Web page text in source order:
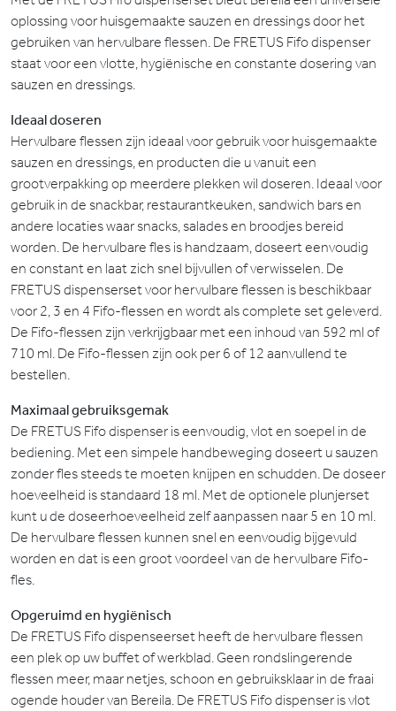
oplossing voor huisgemaakte sauzen en dressings door het
gebruiken van hervulbare flessen. De FRETUS Fifo dispenser
staat voor een vlotte, hygiënische en constante dosering van
sauzen en dressings.
Ideaal doseren
Hervulbare flessen zijn ideaal voor gebruik voor huisgemaakte
sauzen en dressings, en producten die u vanuit een
grootverpakking op meerdere plekken wil doseren. Ideaal voor
gebruik in de snackbar, restaurantkeuken, sandwich bars en
andere locaties waar snacks, salades en broodjes bereid
worden. De hervulbare fles is handzaam, doseert eenvoudig
en constant en laat zich snel bijvullen of verwisselen. De
FRETUS dispenserset voor hervulbare flessen is beschikbaar
voor 2, 3 en 4 Fifo-flessen en wordt als complete set geleverd.
De Fifo-flessen zijn verkrijgbaar met een inhoud van 592 ml of
710 ml. De Fifo-flessen zijn ook per 6 of 12 aanvullend te
bestellen.
Maximaal gebruiksgemak
De FRETUS Fifo dispenser is eenvoudig, vlot en soepel in de
bediening. Met een simpele handbeweging doseert u sauzen
zonder fles steeds te moeten knijpen en schudden. De doseer
hoeveelheid is standaard 18 ml. Met de optionele plunjerset
kunt u de doseerhoeveelheid zelf aanpassen naar 5 en 10 ml.
De hervulbare flessen kunnen snel en eenvoudig bijgevuld
worden en dat is een groot voordeel van de hervulbare Fifo-
fles.
Opgeruimd en hygiënisch
De FRETUS Fifo dispenseerset heeft de hervulbare flessen
een plek op uw buffet of werkblad. Geen rondslingerende
flessen meer, maar netjes, schoon en gebruiksklaar in de fraai
ogende houder van Bereila. De FRETUS Fifo dispenser is vlot